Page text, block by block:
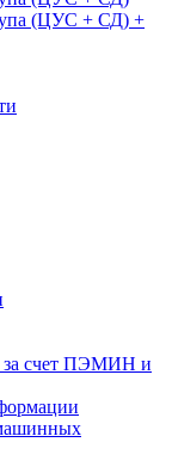
(ЦУС + СД) +
за счет ПЭМИН и